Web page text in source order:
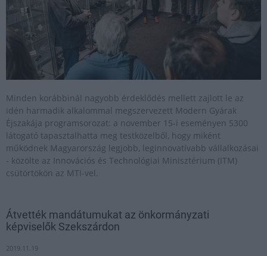
Minden korábbinál nagyobb érdeklődés mellett zajlott le az
idén harmadik alkalommal megszervezett Modern Gyárak
Éjszakája programsorozat: a november 15-i eseményen 5300
látogató tapasztalhatta meg testközelből, hogy miként
működnek Magyarország legjobb, leginnovatívabb vállalkozásai
- közölte az Innovációs és Technológiai Minisztérium (ITM)
csütörtökön az MTI-vel.
Átvették mandátumukat az önkormányzati
képviselők Szekszárdon
2019.11.19